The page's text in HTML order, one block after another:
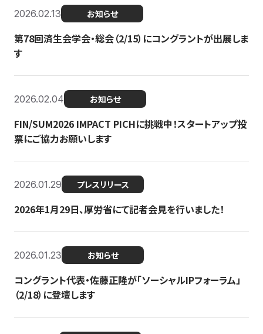
2026.02.13 お知らせ
第78回済生会学会・総会（2/15）にコングラントが出展しま
す
2026.02.04 お知らせ
FIN/SUM2026 IMPACT PICHに挑戦中！スタートアップ投
票にご協力お願いします
2026.01.29 プレスリリース
2026年1月29日、厚労省にて記者会見を行いました！
2026.01.23 お知らせ
コングラント代表・佐藤正隆が「ソーシャルIPフォーラム」
（2/18）に登壇します